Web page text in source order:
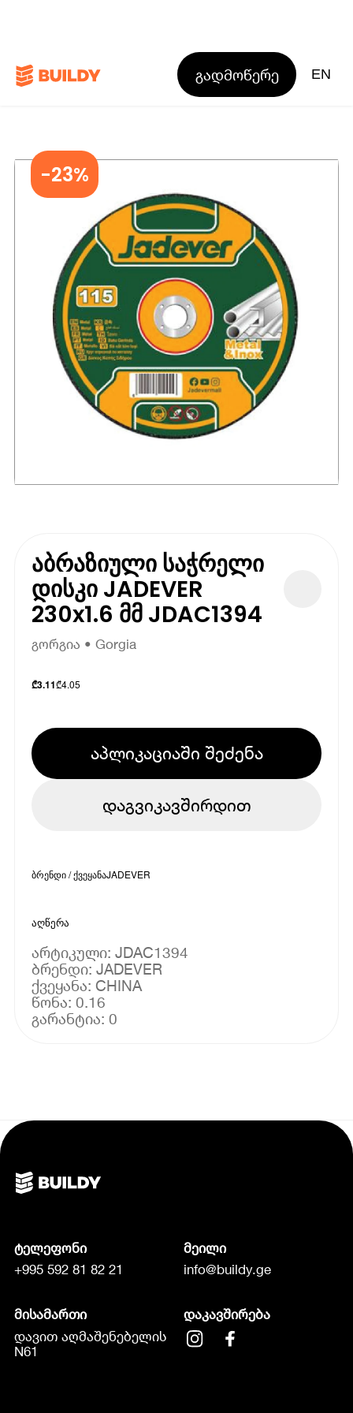
გადმოწერე EN
-23%
აბრაზიული საჭრელი
დისკი JADEVER
230x1.6 მმ JDAC1394
გორგია • Gorgia
₾3.11₾4.05
აპლიკაციაში შეძენა
დაგვიკავშირდით
ბრენდი / ქვეყანაJADEVER
აღწერა
არტიკული: JDAC1394
ბრენდი: JADEVER
ქვეყანა: CHINA
წონა: 0.16
ტელეფონი
+995 592 81 82 21
მეილი
info@buildy.ge
მისამართი
დავით აღმაშენებელის
N61
დაკავშირება